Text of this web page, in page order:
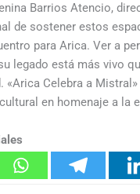
Barrios Atencio,
de sostener estos
para Arica. Ver a
legado está más vivo
«Arica Celebra a
en homenaje a la